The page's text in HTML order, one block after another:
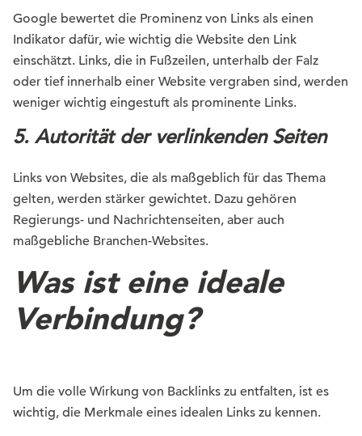
Google bewertet die Prominenz von Links als einen
Indikator dafür, wie wichtig die Website den Link
einschätzt. Links, die in Fußzeilen, unterhalb der Falz
oder tief innerhalb einer Website vergraben sind, werden
weniger wichtig eingestuft als prominente Links.
5.Autoritätder verlinkendenSeiten
Links von Websites, die als maßgeblich für das Thema
gelten, werden stärker gewichtet. Dazu gehören
Regierungs- und Nachrichtenseiten, aber auch
maßgebliche Branchen-Websites.
Was ist eine ideale
Verbindung?
Um die volle Wirkung von Backlinks zu entfalten, ist es
wichtig, die Merkmale eines idealen Links zu kennen.